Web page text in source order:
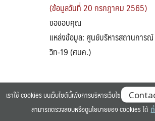
(ข้อมูลวันที่ 20 กรกฎาคม 2565)
ขอขอบคุณ
แหล่งข้อมูล: ศูนย์บริหารสถานการณ์
วิท-19 (ศบค.)
©2025 BANGKOK UNIVERSITY. ALL RIGHTS
เราใช้ cookies บนเว็บไซต์นี้เพื่อการบริหารเว็บไซต์ และเพิ่มป
สามารถตรวจสอบหรือดูนโยบายของ cookies ได้